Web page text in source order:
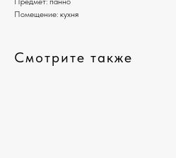
Помещение: кухня
Смотрите также